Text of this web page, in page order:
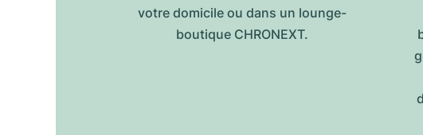
votre domicile ou dans un lounge-
boutique CHRONEXT.